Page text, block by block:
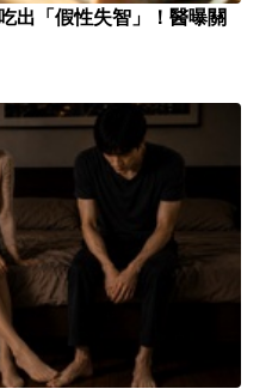
出「假性失智」！醫曝關